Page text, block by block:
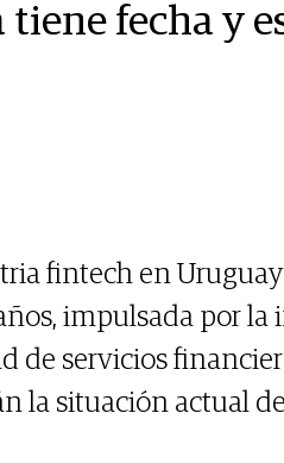
fecha y
fintech en
impulsada por
de servicios
la situación actual